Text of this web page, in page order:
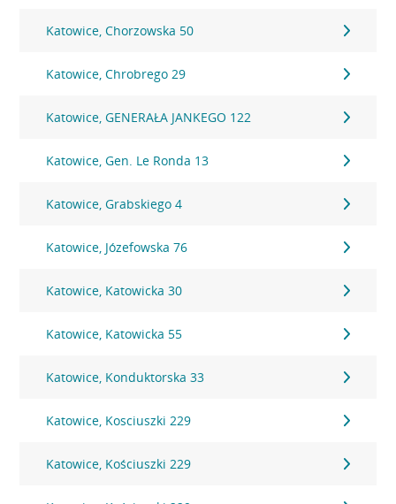
Katowice, Chorzowska 50
Katowice, Chrobrego 29
Katowice, GENERAŁA JANKEGO 122
Katowice, Gen. Le Ronda 13
Katowice, Grabskiego 4
Katowice, Józefowska 76
Katowice, Katowicka 30
Katowice, Katowicka 55
Katowice, Konduktorska 33
Katowice, Kosciuszki 229
Katowice, Kościuszki 229